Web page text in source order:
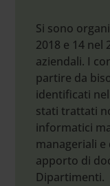
Si sono
2018 e 14 nel
aziendali. I
partire da
identificati
stati trattati
informatici
manageriali
apporto di
Dipartimenti.